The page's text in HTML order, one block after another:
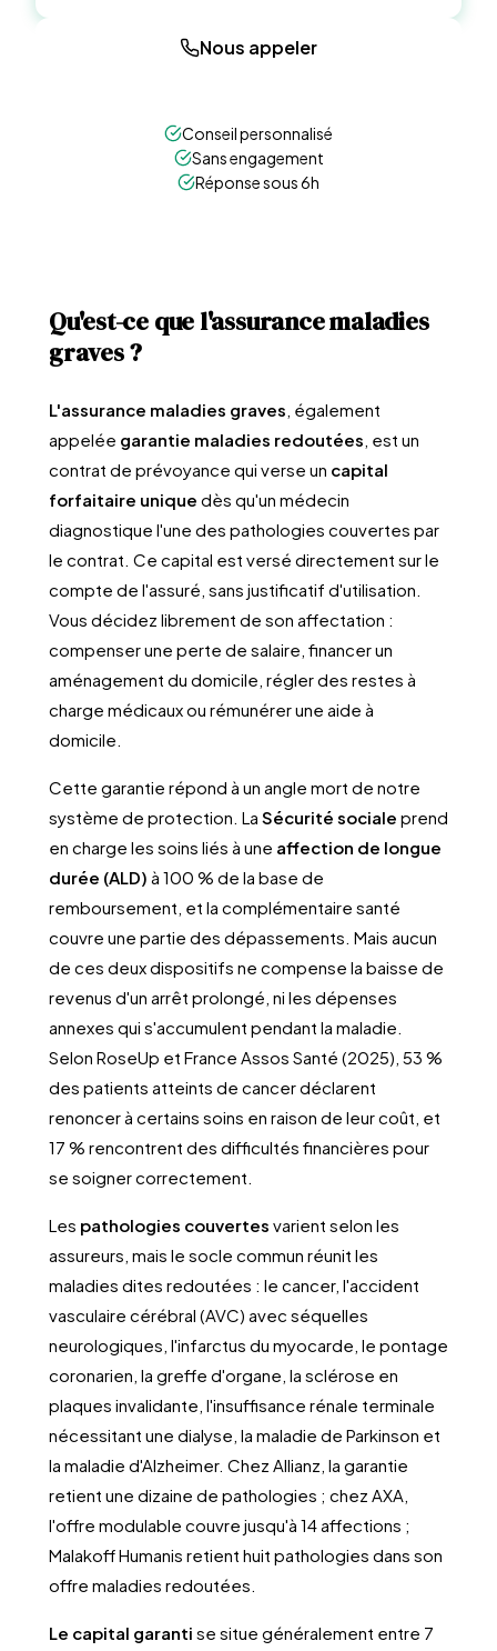
Nous appeler
Conseil personnalisé
Sans engagement
Réponse sous 6h
Qu'est-ce que l'assurance maladies
graves ?
L'assurance maladies graves, également
appelée garantie maladies redoutées, est un
contrat de prévoyance qui verse un capital
forfaitaire unique dès qu'un médecin
diagnostique l'une des pathologies couvertes par
le contrat. Ce capital est versé directement sur le
compte de l'assuré, sans justificatif d'utilisation.
Vous décidez librement de son affectation :
compenser une perte de salaire, financer un
aménagement du domicile, régler des restes à
charge médicaux ou rémunérer une aide à
domicile.
Cette garantie répond à un angle mort de notre
système de protection. La Sécurité sociale prend
en charge les soins liés à une affection de longue
durée (ALD) à 100 % de la base de
remboursement, et la complémentaire santé
couvre une partie des dépassements. Mais aucun
de ces deux dispositifs ne compense la baisse de
revenus d'un arrêt prolongé, ni les dépenses
annexes qui s'accumulent pendant la maladie.
Selon RoseUp et France Assos Santé (2025), 53 %
des patients atteints de cancer déclarent
renoncer à certains soins en raison de leur coût, et
17 % rencontrent des difficultés financières pour
se soigner correctement.
Les pathologies couvertes varient selon les
assureurs, mais le socle commun réunit les
maladies dites redoutées : le cancer, l'accident
vasculaire cérébral (AVC) avec séquelles
neurologiques, l'infarctus du myocarde, le pontage
coronarien, la greffe d'organe, la sclérose en
plaques invalidante, l'insuffisance rénale terminale
nécessitant une dialyse, la maladie de Parkinson et
la maladie d'Alzheimer. Chez Allianz, la garantie
retient une dizaine de pathologies ; chez AXA,
l'offre modulable couvre jusqu'à 14 affections ;
Malakoff Humanis retient huit pathologies dans son
offre maladies redoutées.
Le capital garanti se situe généralement entre 7